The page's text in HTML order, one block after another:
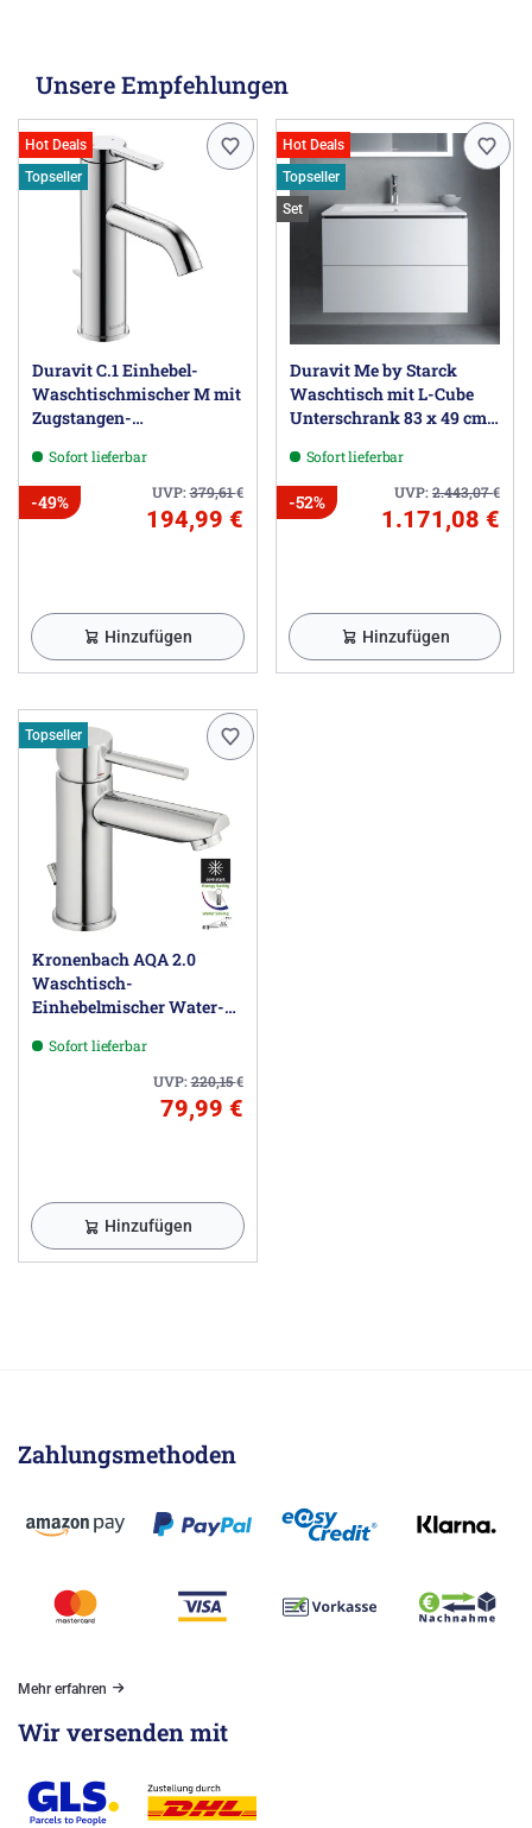
Unsere Empfehlungen
Hot Deals
Topseller
Duravit C.1 Einhebel-
Waschtischmischer M mit
Zugstangen-
Sofort lieferbar
UVP:379,61€
-49%
194,99 €
Hinzufügen
Hot Deals
Topseller
Set
Duravit Me by Starck
Waschtisch mit L-Cube
Unterschrank 83 x 49 cm
Sofort lieferbar
UVP:2.443,07€
-52%
1.171,08 €
Hinzufügen
Topseller
Kronenbach AQA 2.0
Waschtisch-
Einhebelmischer Water-
Sofort lieferbar
UVP:220,15€
79,99 €
Hinzufügen
Zahlungsmethoden
Mehr erfahren
Wir versenden mit